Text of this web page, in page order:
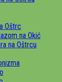
Oštrc
na Okić
na Oštrcu